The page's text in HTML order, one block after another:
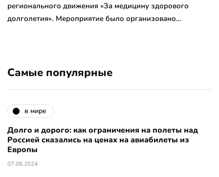
регионального движения «За медицину здорового
долголетия». Мероприятие было организовано…
Самые популярные
в мире
Долго и дорого: как ограничения на полеты над
Россией сказались на ценах на авиабилеты из
Европы
07.08.2024